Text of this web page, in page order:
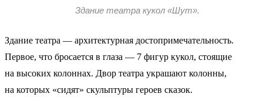
Здание театра кукол «Шут».
Здание театра — архитектурная достопримечательность.
Первое, что бросается в глаза — 7 фигур кукол, стоящие
на высоких колоннах. Двор театра украшают колонны,
на которых «сидят» скульптуры героев сказок.